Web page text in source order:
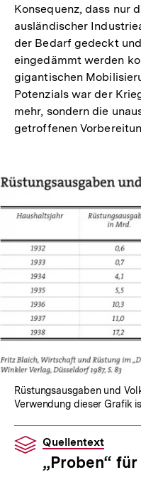
Konsequenz, dass nur
ausländischer
der Bedarf gedeckt
eingedämmt werden
gigantischen
Potenzials war der
mehr, sondern die
getroffenen
Rüstungsausgaben und
Verwendung dieser Grafik
Quellentext
„Proben“